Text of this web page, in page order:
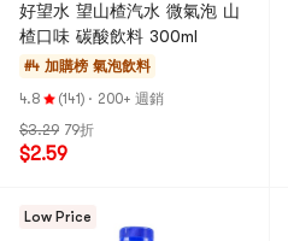
好望水 望山楂汽水 微氣泡 山
楂口味 碳酸飲料 300ml
#4 加購榜 氣泡飲料
4.8
(141) · 200+ 週銷
$3.29 79折
$2.59
Low Price